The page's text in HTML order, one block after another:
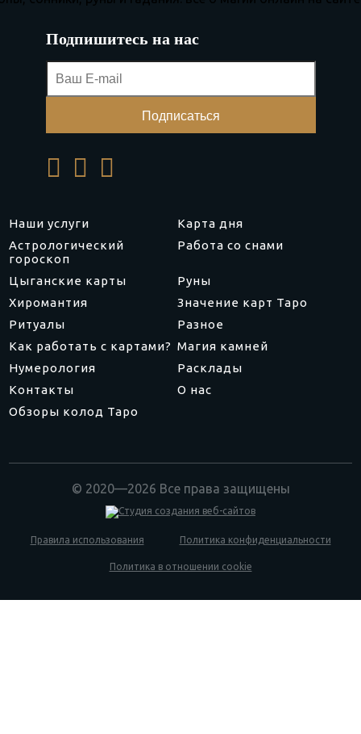
Наши услуги
Карта дня
Астрологический
гороскоп
Работа со снами
Цыганские карты
Руны
Хиромантия
Значение карт Таро
Ритуалы
Разное
Как работать с картами? Магия камней
Нумерология
Расклады
Контакты
О нас
Обзоры колод Таро
Подпишитесь на нас
© 2020—2026 Все права защищены
Правила использования Политика конфиденциальности
Политика в отношении cookie